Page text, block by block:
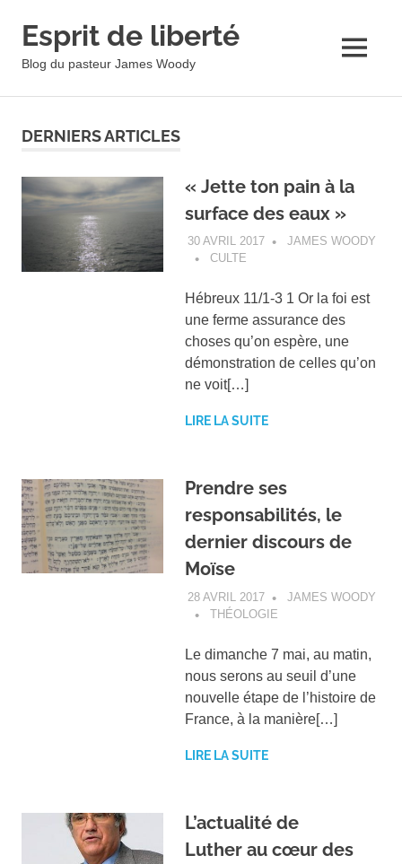
Esprit de liberté
Blog du pasteur James Woody MENU
DERNIERS ARTICLES
« Jette ton pain à la
surface des eaux »
30 AVRIL 2017
JAMES WOODY
CULTE
Hébreux 11/1-3 1 Or la foi est
une ferme assurance des
choses qu’on espère, une
démonstration de celles qu’on
ne voit[…]
LIRE LA SUITE
Prendre ses
responsabilités, le
dernier discours de
Moïse
28 AVRIL 2017
JAMES WOODY
THÉOLOGIE
Le dimanche 7 mai, au matin,
nous serons au seuil d’une
nouvelle étape de l’histoire de
France, à la manière[…]
LIRE LA SUITE
L’actualité de
Luther au cœur des